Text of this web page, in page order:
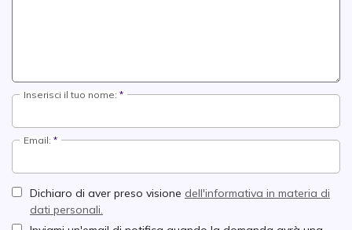
Inserisci il tuo nome:
Email:
Dichiaro di aver preso visione dell'informativa in materia di
dati personali.